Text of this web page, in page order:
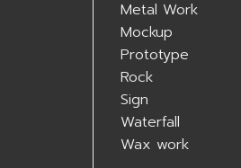
Metal Work
Mockup
Prototype
Rock
Sign
Waterfall
Wax work